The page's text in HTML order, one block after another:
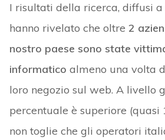
I risultati della ricerca, diffusi
hanno rivelato che oltre 2
nostro paese sono state
informatico almeno una volta
loro negozio sul web. A livello
percentuale è superiore (quasi
non toglie che gli operatori